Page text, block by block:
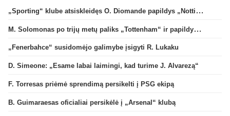
„Sporting“ klube atsiskleidęs O. Diomande papildys „Nottingham“ gretas
M. Solomonas po trijų metų paliks „Tottenham“ ir papildys „West Ham“ klubą
„Fenerbahce“ susidomėjo galimybe įsigyti R. Lukaku
D. Simeone: „Esame labai laimingi, kad turime J. Alvarezą“
F. Torresas priėmė sprendimą persikelti į PSG ekipą
B. Guimaraesas oficialiai persikėlė į „Arsenal“ klubą